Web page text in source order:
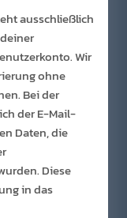
ausschließlich
Wir
ohne
Bei der
der E-Mail-
Daten, die
Diese
in das